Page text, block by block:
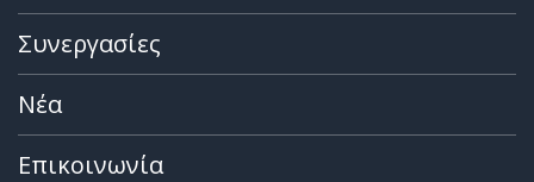
Συνεργασίες
Νέα
Επικοινωνία